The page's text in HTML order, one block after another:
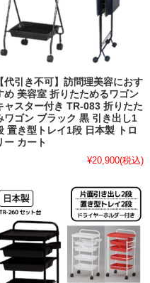
【代引き不可】訪問理美容におす
め 美容室 折りたためるワゴン
ャスター付き TR-083 折りたた
ワゴン ブラック 黒 引き出し1
置き型トレイ1段 日本製 トロ
ー カート
¥20,900(税込)